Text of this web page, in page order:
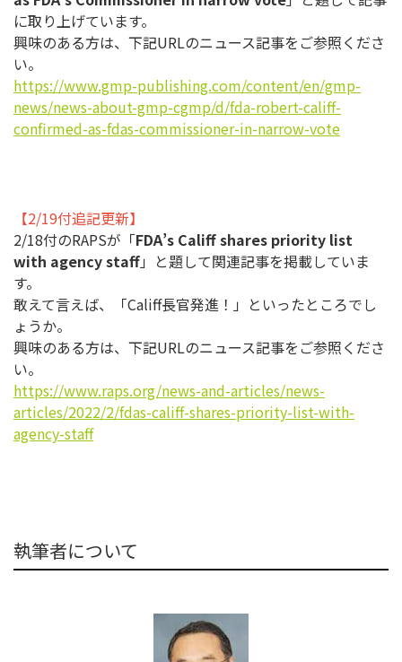
に取り上げています。
興味のある方は、下記URLのニュース記事をご参照くださ
い。
https://www.gmp-publishing.com/content/en/gmp-
news/news-about-gmp-cgmp/d/fda-robert-califf-
confirmed-as-fdas-commissioner-in-narrow-vote
【2/19付追記更新】
2/18付のRAPSが「FDA’s Califf shares priority list
with agency staff」と題して関連記事を掲載していま
す。
敢えて言えば、「Califf長官発進！」 といったところでし
ょうか。
興味のある方は、下記URLのニュース記事をご参照くださ
い。
https://www.raps.org/news-and-articles/news-
articles/2022/2/fdas-califf-shares-priority-list-with-
agency-staff
執筆者について